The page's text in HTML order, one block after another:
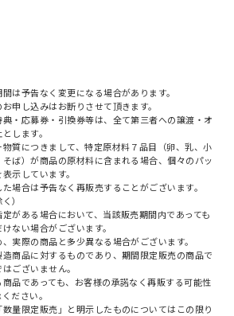
は予告なく変更になる場合があります。
申し込みはお断りさせて頂きます。
・応募券・引換券等は、全て第三者への譲渡・オ
します。
質につきまして、特定原材料７品目（卵、乳、小
ば）が商品の原材料に含まれる場合、個々のパッ
示しています。
場合は予告なく再販売することがございます。
）
がある場合において、当該販売期間内であっても
ない場合がございます。
実際の商品と多少異なる場合がございます。
商品に対するものであり、期間限定販売の商品で
ございません。
品であっても、お客様の承諾なく再販する可能性
ださい。
量限定販売」と明示したものについてはこの限り